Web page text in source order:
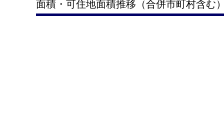
面積・可住地面積推移（合併市町村含む